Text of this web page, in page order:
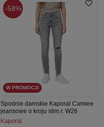
58%
W PROMOCJI
Spodnie damskie Kaporal Camiee
jeansowe o kroju slim r. W26
Kaporal